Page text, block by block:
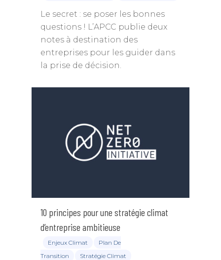
Le secret : se poser les bonnes
questions ! L’APCC publie deux
notes à destination des
entreprises pour les guider dans
la prise de décision.
10 principes pour une stratégie climat
d’entreprise ambitieuse
Enjeux Climat
Plan De
Transition
Stratégie Climat